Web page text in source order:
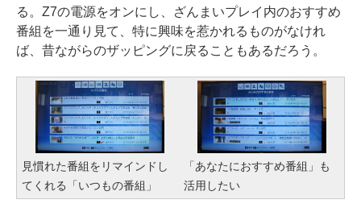
る。Z7の電源をオンにし、ざんまいプレイ内のおすすめ
番組を一通り見て、特に興味を惹かれるものがなけれ
ば、昔ながらのザッピングに戻ることもあるだろう。
見慣れた番組をリマインドし
てくれる「いつもの番組」
「あなたにおすすめ番組」も
活用したい